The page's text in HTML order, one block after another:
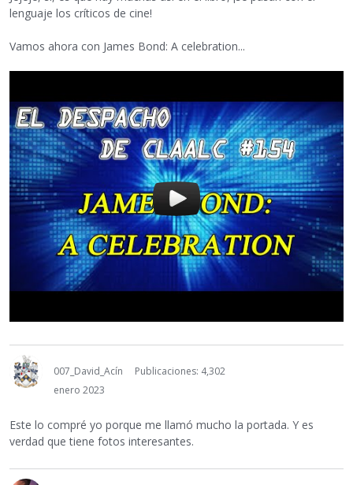
lenguaje los críticos de cine!
Vamos ahora con James Bond: A celebration...
007_David_Acín
Publicaciones: 4,302
enero 2023
Este lo compré yo porque me llamó mucho la portada. Y es
verdad que tiene fotos interesantes.